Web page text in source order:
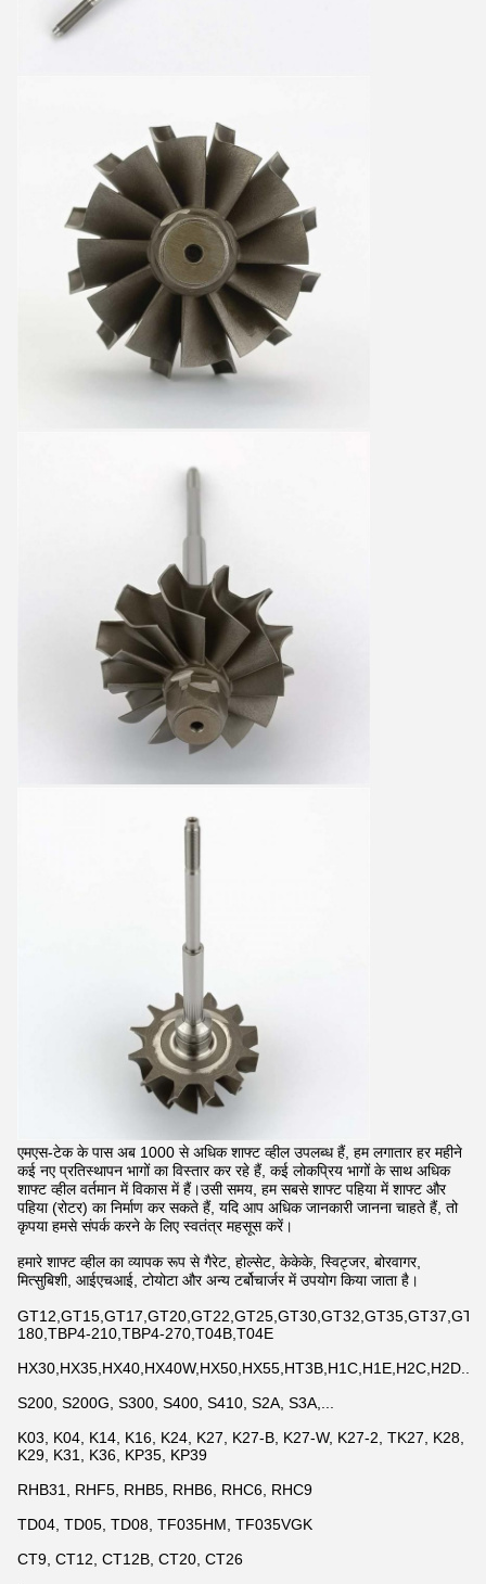
एमएस-टेक के पास अब 1000 से अधिक शाफ्ट व्हील उपलब्ध हैं, हम लगातार हर महीने
कई नए प्रतिस्थापन भागों का विस्तार कर रहे हैं, कई लोकप्रिय भागों के साथ अधिक
शाफ्ट व्हील वर्तमान में विकास में हैं।उसी समय, हम सबसे शाफ्ट पहिया में शाफ्ट और
पहिया (रोटर) का निर्माण कर सकते हैं, यदि आप अधिक जानकारी जानना चाहते हैं, तो
कृपया हमसे संपर्क करने के लिए स्वतंत्र महसूस करें।
हमारे शाफ्ट व्हील का व्यापक रूप से गैरेट, होल्सेट, केकेके, स्विट्जर, बोरवागर,
मित्सुबिशी, आईएचआई, टोयोटा और अन्य टर्बोचार्जर में उपयोग किया जाता है।
180,TBP4-210,TBP4-270,T04B,T04E
HX30,HX35,HX40,HX40W,HX50,HX55,HT3B,H1C,H1E,H2C,H2D...
S200, S200G, S300, S400, S410, S2A, S3A,...
K03, K04, K14, K16, K24, K27, K27-B, K27-W, K27-2, TK27, K28,
K29, K31, K36, KP35, KP39
RHB31, RHF5, RHB5, RHB6, RHC6, RHC9
TD04, TD05, TD08, TF035HM, TF035VGK
CT9, CT12, CT12B, CT20, CT26